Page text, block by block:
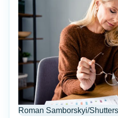
Roman Samborskyi/